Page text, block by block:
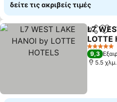
δείτε τις ακριβείς τιμές
L7
LOTTE
5 Αστέρια
9,3
5.5